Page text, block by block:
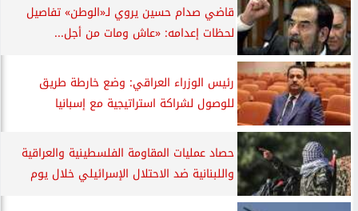
قاضي صدام حسين يروي لـ«الوطن» تفاصيل
لحظات إعدامه: «عاش ومات من أجل...
رئيس الوزراء العراقي: وضع خارطة طريق
للوصول لشراكة استراتيجية مع إسبانيا
حصاد عمليات المقاومة الفلسطينية والعراقية
واللبنانية ضد الاحتلال الإسرائيلي خلال يوم